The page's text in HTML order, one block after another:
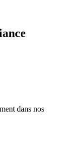
dans nos